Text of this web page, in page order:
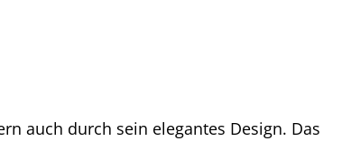
auch durch sein elegantes Design. Das